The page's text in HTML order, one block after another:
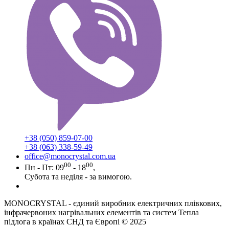
+38 (050) 859-07-00
+38 (063) 338-59-49
office@monocrystal.com.ua
Пн - Пт: 0900 - 1800,
Субота та неділя - за вимогою.
MONOCRYSTAL - єдиний виробник електричних плівкових,
інфрачервоних нагрівальних елементів та систем Тепла
підлога в країнах СНД та Європі © 2025